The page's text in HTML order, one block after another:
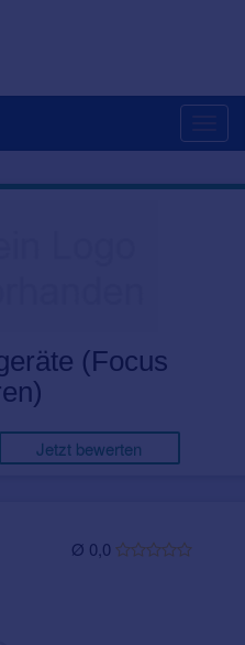
(Focus
Jetzt bewerten
Ø 0,0